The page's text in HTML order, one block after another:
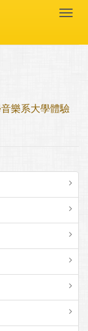
樂系大學體驗